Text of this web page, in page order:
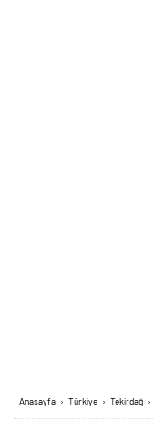
Anasayfa › Türkiye › Tekirdağ ›